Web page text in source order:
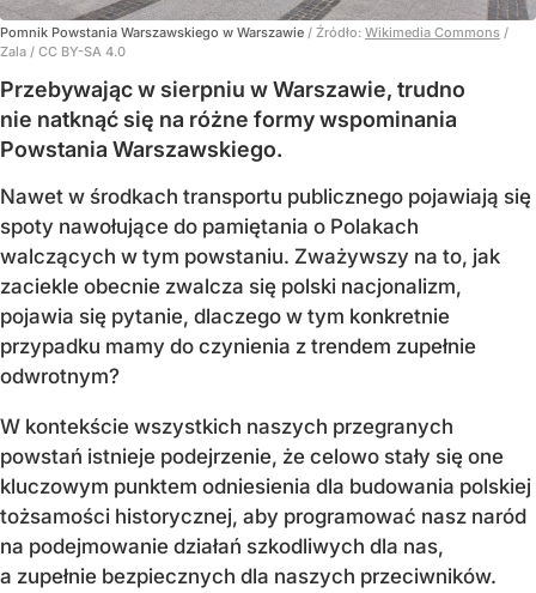
Pomnik Powstania Warszawskiego w Warszawie / Źródło: Wikimedia Commons /
Zala / CC BY-SA 4.0
Przebywając w sierpniu w Warszawie, trudno
nie natknąć się na różne formy wspominania
Powstania Warszawskiego.
Nawet w środkach transportu publicznego pojawiają się
spoty nawołujące do pamiętania o Polakach
walczących w tym powstaniu. Zważywszy na to, jak
zaciekle obecnie zwalcza się polski nacjonalizm,
pojawia się pytanie, dlaczego w tym konkretnie
przypadku mamy do czynienia z trendem zupełnie
odwrotnym?
W kontekście wszystkich naszych przegranych
powstań istnieje podejrzenie, że celowo stały się one
kluczowym punktem odniesienia dla budowania polskiej
tożsamości historycznej, aby programować nasz naród
na podejmowanie działań szkodliwych dla nas,
a zupełnie bezpiecznych dla naszych przeciwników.